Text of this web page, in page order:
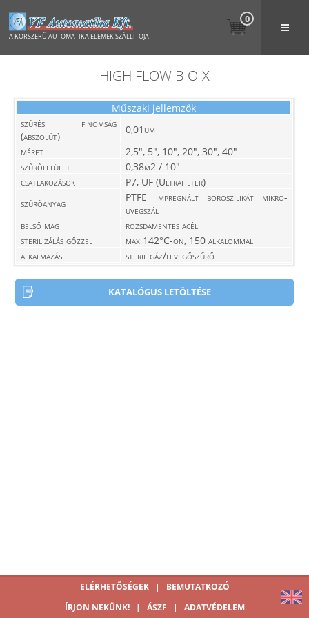
A KORSZERŰ AUTOMATIKA ELEMEK SZÁLLÍTÓJA
0
HIGH FLOW BIO-X
Műszaki jellemzők
szűrési finomság
(abszolút)
0,01um
méret
2,5", 5", 10", 20", 30", 40"
szűrőfelület
0,38m2 / 10"
csatlakozások
P7, UF (Ultrafilter)
szűrőanyag
PTFE impregnált boroszilikát mikro-
üvegszál
belső mag
rozsdamentes acél
sterilizálás gőzzel
max 142°C-on, 150 alkalommal
alkalmazás
steril gáz/levegőszűrő
KATALÓGUS LETÖLTÉSE
ELÉRHETŐSÉGEK |
BEMUTATKOZÓ
ÍRJON NEKÜNK!
| ÁSZF | ADATVÉDELEM